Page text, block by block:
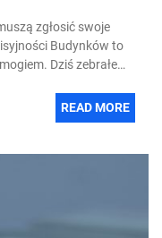
zgłosić swoje
Budynków to
Dziś zebrałem
READ MORE